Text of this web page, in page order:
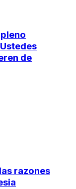
de
razones